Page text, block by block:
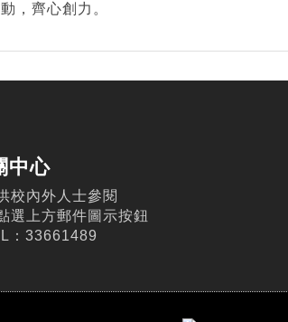
，齊心創力。
中心
校內外人士參閱
選上方郵件圖示按鈕
：33661489